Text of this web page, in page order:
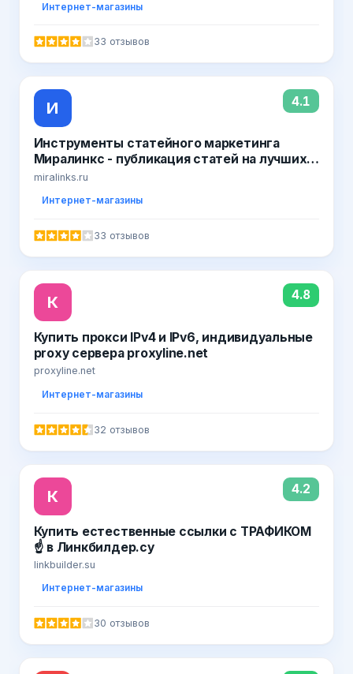
Интернет-магазины
33 отзывов
И 4.1
Инструменты статейного маркетинга
Миралинкс - публикация статей на лучших
сайтах Рунета навсегда! Управление
размещение статей на сайтах СМИ,
пресс-релизы.. Официальные отзывы о сай
miralinks.ru
Интернет-магазины
33 отзывов
К 4.8
Купить прокси IPv4 и IPv6, индивидуальные
proxy сервера proxyline.net
proxyline.net
Интернет-магазины
32 отзывов
К 4.2
Купить естественные ссылки с ТРАФИКОМ
☝ в Линкбилдер.су
linkbuilder.su
Интернет-магазины
30 отзывов